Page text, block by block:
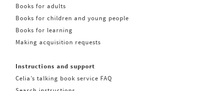
Books for adults
Books for children and young people
Books for learning
Making acquisition requests
Instructions and support
Celia’s talking book service FAQ